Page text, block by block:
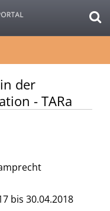
der
- TARa
bis 30.04.2018